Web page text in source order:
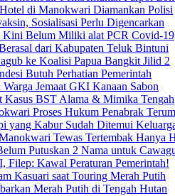
di Manokwari Diamankan Polisi
Sosialisasi Perlu Digencarkan
Kini Belum Miliki alat PCR Covid-19
dari Kabupaten Teluk Bintuni
ke Koalisi Papua Bangkit Jilid 2
Butuh Perhatian Pemerintah
Jemaat GKI Kanaan Sabon
BST Alama & Mimika Tengah
Proses Hukum Penabrak
yang Kabur Sudah Ditemui
Tewas Tertembak Hanya
Putuskan 2 Nama untuk
Filep: Kawal Peraturan Pemerintah!
Kasuari saat Touring Merah Putih
Merah Putih di Tengah Hutan